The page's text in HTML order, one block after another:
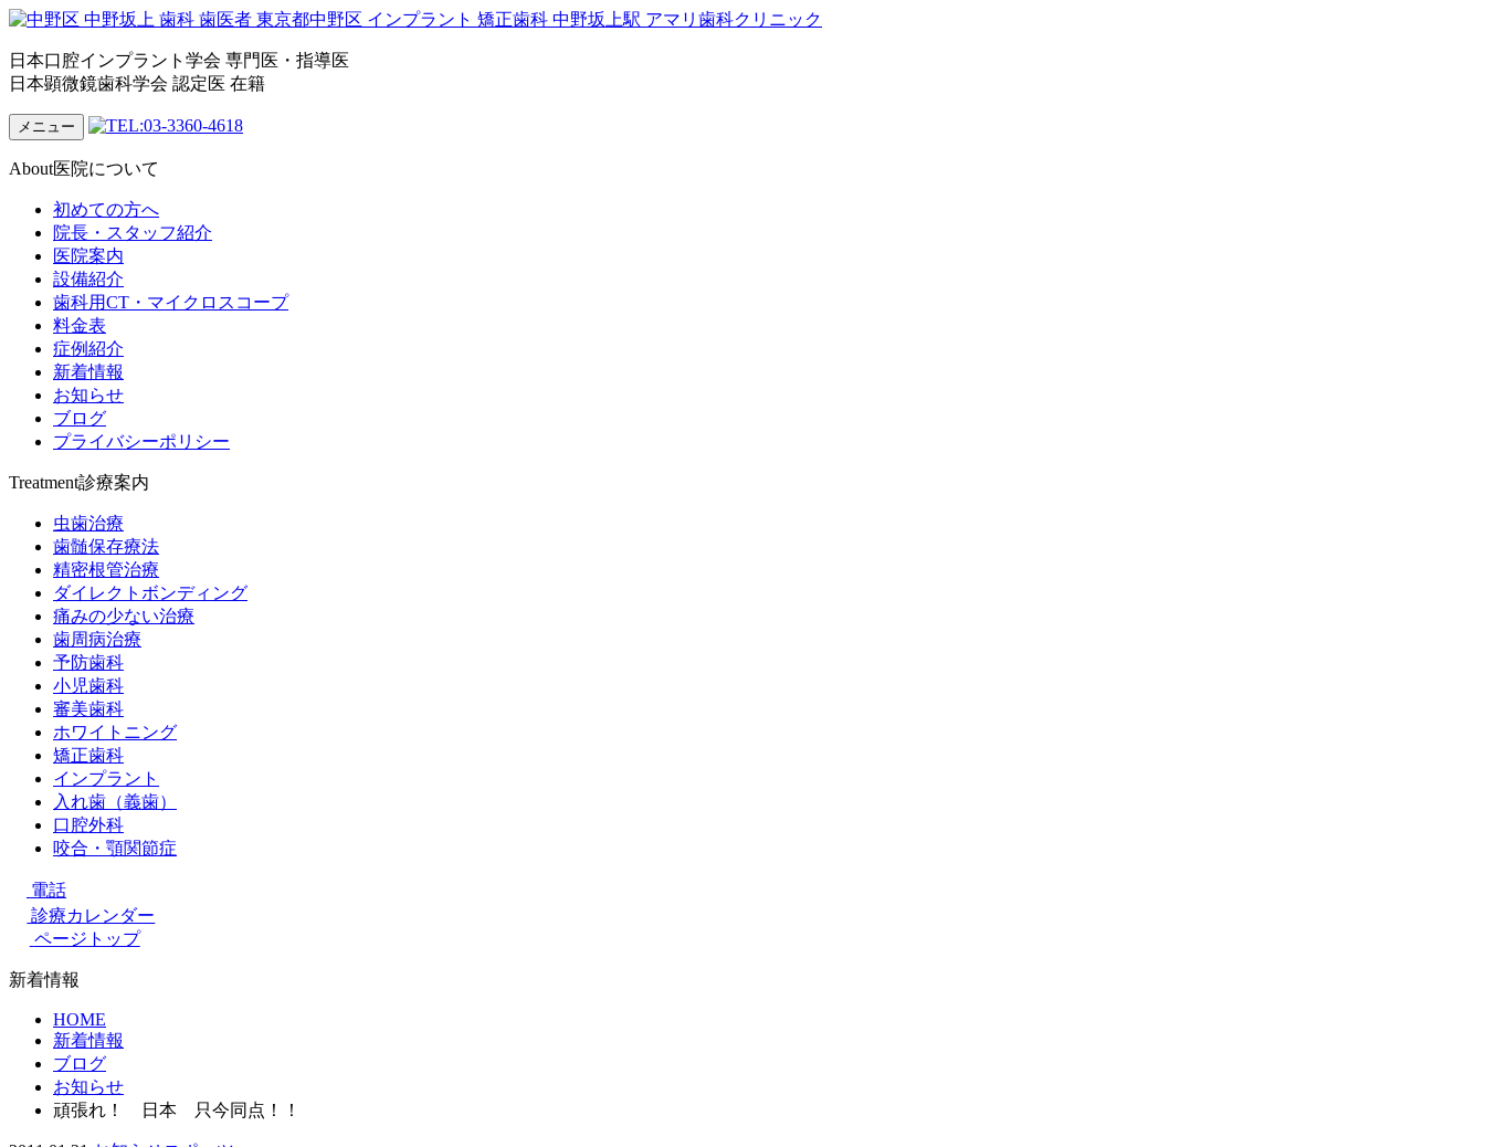
日本口腔インプラント学会 専門医・指導医
日本顕微鏡歯科学会 認定医 在籍
メニュー
About医院について
初めての方へ
院長・スタッフ紹介
医院案内
設備紹介
歯科用CT・マイクロスコープ
料金表
症例紹介
新着情報
お知らせ
ブログ
プライバシーポリシー
Treatment診療案内
虫歯治療
歯髄保存療法
精密根管治療
ダイレクトボンディング
痛みの少ない治療
歯周病治療
予防歯科
小児歯科
審美歯科
ホワイトニング
矯正歯科
インプラント
入れ歯（義歯）
口腔外科
咬合・顎関節症
電話
診療カレンダー
ページトップ
新着情報
HOME
新着情報
ブログ
お知らせ
頑張れ！ 日本 只今同点！！